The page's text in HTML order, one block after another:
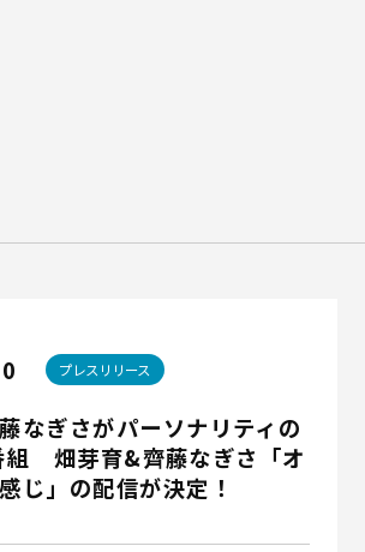
プレスリリース
なぎさがパーソナリティの
畑芽育&齊藤なぎさ「オ
じ」の配信が決定！